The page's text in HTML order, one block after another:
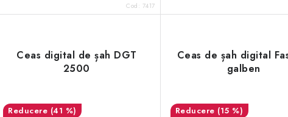
Cod: 7417
Ceas digital de șah DGT
2500
(41 %)
Ceas de șah digital
galben
(15 %)